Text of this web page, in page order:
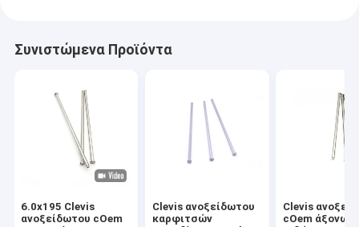
Συνιστώμενα Προϊόντα
6.0x195 Clevis
ανοξείδωτου cOem
Clevis ανοξείδωτου
καρφιτσών
Clevis
cOem άξονων